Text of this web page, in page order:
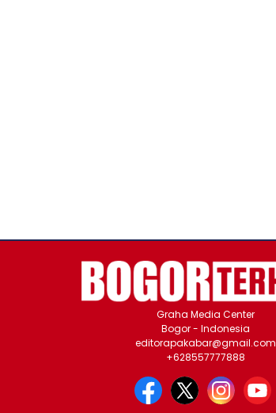
Graha Media Center
Bogor - Indonesia
editorapakabar@gmail.com
+628557777888